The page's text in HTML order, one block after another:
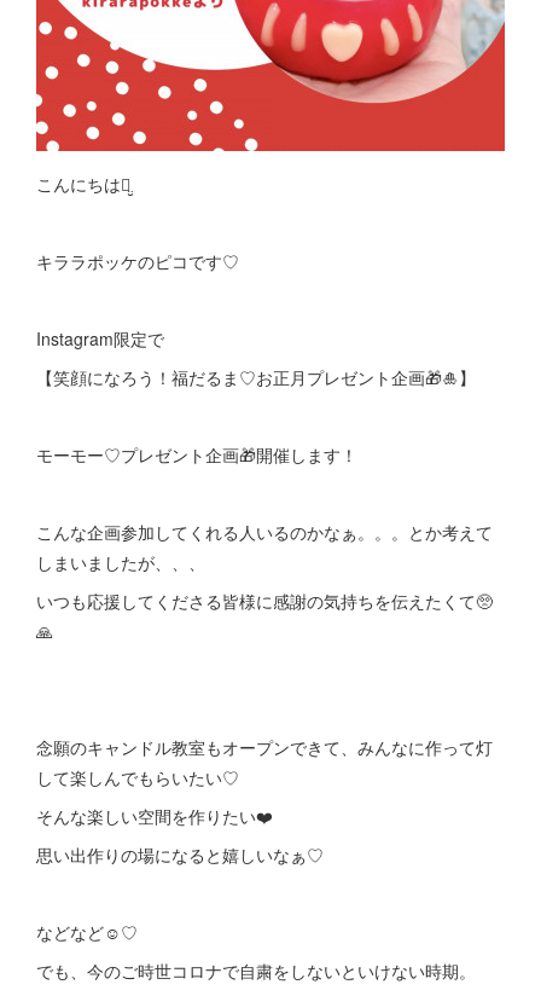
こんにちはꪔ̤̮
キララポッケのピコです♡
Instagram限定で
【笑顔になろう！福だるま♡お正月プレゼント企画🎁🎍】
モーモー♡プレゼント企画🎁開催します！
こんな企画参加してくれる人いるのかなぁ。。。とか考えて
しまいましたが、、、
いつも応援してくださる皆様に感謝の気持ちを伝えたくて🥺
🙏
念願のキャンドル教室もオープンできて、みんなに作って灯
して楽しんでもらいたい♡
そんな楽しい空間を作りたい❤️
思い出作りの場になると嬉しいなぁ♡
などなど☺️♡
でも、今のご時世コロナで自粛をしないといけない時期。